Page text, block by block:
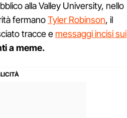
alla Valley University, nello
fermanoTyler Robinson, il
tracce e messaggi incisi sui
a meme.